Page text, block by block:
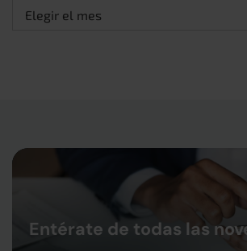
Archivos
Entérate de todas las